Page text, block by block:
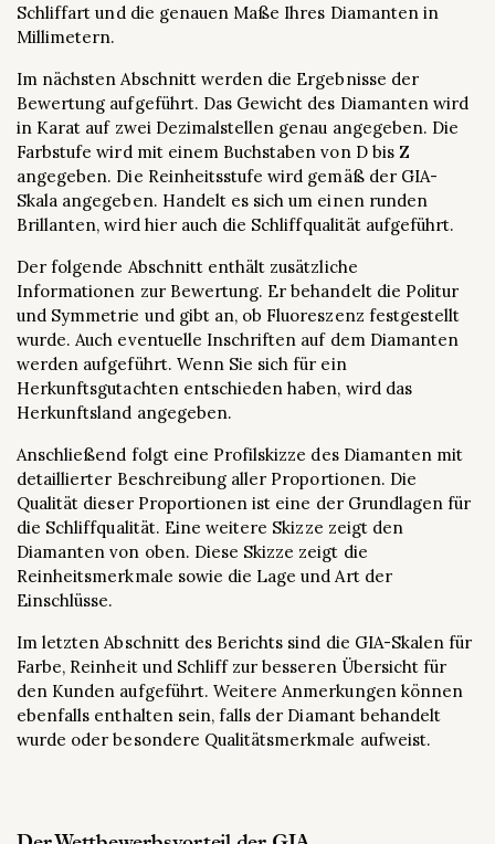
Schliffart und die genauen Maße Ihres Diamanten in
Millimetern.
Im nächsten Abschnitt werden die Ergebnisse der
Bewertung aufgeführt. Das Gewicht des Diamanten wird
in Karat auf zwei Dezimalstellen genau angegeben. Die
Farbstufe wird mit einem Buchstaben von D bis Z
angegeben. Die Reinheitsstufe wird gemäß der GIA-
Skala angegeben. Handelt es sich um einen runden
Brillanten, wird hier auch die Schliffqualität aufgeführt.
Der folgende Abschnitt enthält zusätzliche
Informationen zur Bewertung. Er behandelt die Politur
und Symmetrie und gibt an, ob Fluoreszenz festgestellt
wurde. Auch eventuelle Inschriften auf dem Diamanten
werden aufgeführt. Wenn Sie sich für ein
Herkunftsgutachten entschieden haben, wird das
Herkunftsland angegeben.
Anschließend folgt eine Profilskizze des Diamanten mit
detaillierter Beschreibung aller Proportionen. Die
Qualität dieser Proportionen ist eine der Grundlagen für
die Schliffqualität. Eine weitere Skizze zeigt den
Diamanten von oben. Diese Skizze zeigt die
Reinheitsmerkmale sowie die Lage und Art der
Einschlüsse.
Im letzten Abschnitt des Berichts sind die GIA-Skalen für
Farbe, Reinheit und Schliff zur besseren Übersicht für
den Kunden aufgeführt. Weitere Anmerkungen können
ebenfalls enthalten sein, falls der Diamant behandelt
wurde oder besondere Qualitätsmerkmale aufweist.